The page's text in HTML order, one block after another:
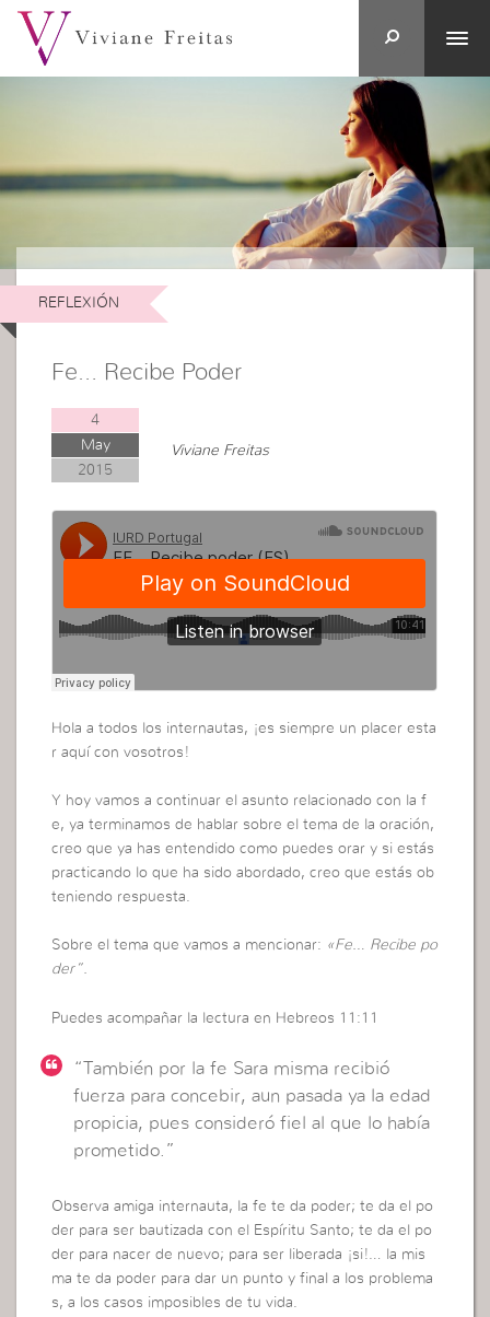
REFLEXIÓN
Fe… Recibe Poder
4
May
2015
Viviane Freitas
Hola a todos los internautas, ¡es siempre un placer esta
r aquí con vosotros!
Y hoy vamos a continuar el asunto relacionado con la f
e, ya terminamos de hablar sobre el tema de la oración,
creo que ya has entendido como puedes orar y si estás
practicando lo que ha sido abordado, creo que estás ob
teniendo respuesta.
Sobre el tema que vamos a mencionar: «Fe… Recibe po
der”.
Puedes acompañar la lectura en Hebreos 11:11
“También por la fe Sara misma recibió
fuerza para concebir, aun pasada ya la edad
propicia, pues consideró fiel al que lo había
prometido.”
Observa amiga internauta, la fe te da poder; te da el po
der para ser bautizada con el Espíritu Santo; te da el po
der para nacer de nuevo; para ser liberada ¡si!… la mis
ma te da poder para dar un punto y final a los problema
s, a los casos imposibles de tu vida.